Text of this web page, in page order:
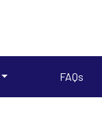
FAQs